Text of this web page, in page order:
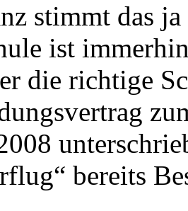
stimmt das
ist
die richtige
bereits